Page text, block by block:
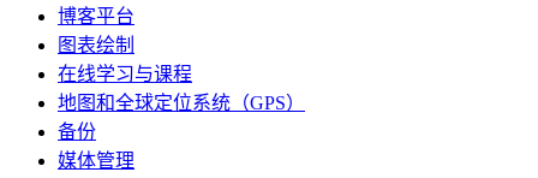
博客平台
图表绘制
在线学习与课程
地图和全球定位系统（GPS）
备份
媒体管理